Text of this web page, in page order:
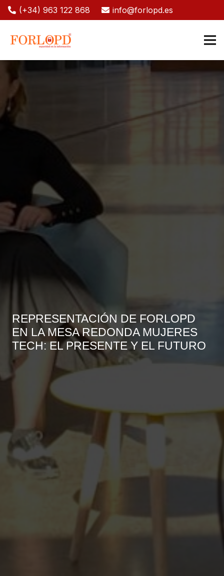
(+34) 963 122 868 info@forlopd.es
REPRESENTACIÓN DE FORLOPD
EN LA MESA REDONDA MUJERES
TECH: EL PRESENTE Y EL FUTURO